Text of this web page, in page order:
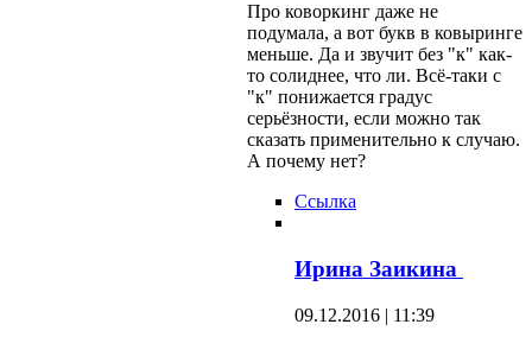
Про коворкинг даже не
подумала, а вот букв в ковыринге
меньше. Да и звучит без "к" как-
то солиднее, что ли. Всё-таки с
"к" понижается градус
серьёзности, если можно так
сказать применительно к случаю.
А почему нет?
Ссылка
Ирина Заикина
09.12.2016 | 11:39